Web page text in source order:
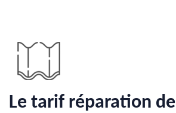
Le tarif réparation de